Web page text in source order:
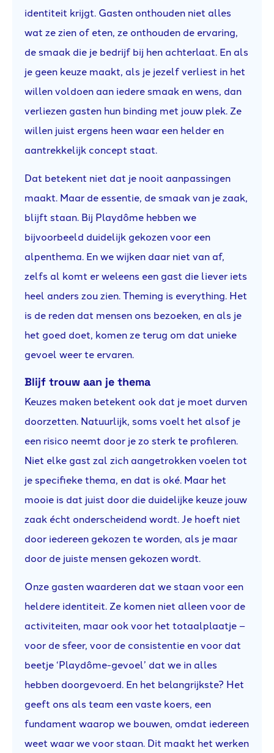
identiteit krijgt. Gasten onthouden niet alles
wat ze zien of eten, ze onthouden de ervaring,
de smaak die je bedrijf bij hen achterlaat. En als
je geen keuze maakt, als je jezelf verliest in het
willen voldoen aan iedere smaak en wens, dan
verliezen gasten hun binding met jouw plek. Ze
willen juist ergens heen waar een helder en
aantrekkelijk concept staat.
Dat betekent niet dat je nooit aanpassingen
maakt. Maar de essentie, de smaak van je zaak,
blijft staan. Bij Playdôme hebben we
bijvoorbeeld duidelijk gekozen voor een
alpenthema. En we wijken daar niet van af,
zelfs al komt er weleens een gast die liever iets
heel anders zou zien. Theming is everything. Het
is de reden dat mensen ons bezoeken, en als je
het goed doet, komen ze terug om dat unieke
gevoel weer te ervaren.
Blijf trouw aan je thema
Keuzes maken betekent ook dat je moet durven
doorzetten. Natuurlijk, soms voelt het alsof je
een risico neemt door je zo sterk te profileren.
Niet elke gast zal zich aangetrokken voelen tot
je specifieke thema, en dat is oké. Maar het
mooie is dat juist door die duidelijke keuze jouw
zaak écht onderscheidend wordt. Je hoeft niet
door iedereen gekozen te worden, als je maar
door de juiste mensen gekozen wordt.
Onze gasten waarderen dat we staan voor een
heldere identiteit. Ze komen niet alleen voor de
activiteiten, maar ook voor het totaalplaatje –
voor de sfeer, voor de consistentie en voor dat
beetje ‘Playdôme-gevoel’ dat we in alles
hebben doorgevoerd. En het belangrijkste? Het
geeft ons als team een vaste koers, een
fundament waarop we bouwen, omdat iedereen
weet waar we voor staan. Dit maakt het werken